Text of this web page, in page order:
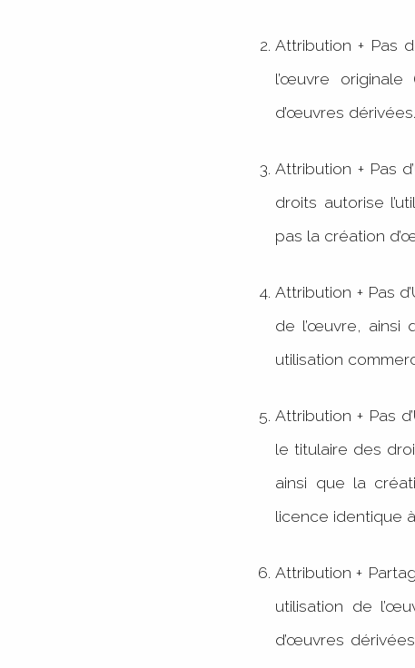
Attribution + Pas
l’œuvre
d’œuvres
Attribution + Pas
droits autorise
pas la création
Attribution + Pas
de l’œuvre, ainsi
utilisation
Attribution + Pas
le titulaire des
ainsi que la
licence
Attribution +
utilisation de
d’œuvres